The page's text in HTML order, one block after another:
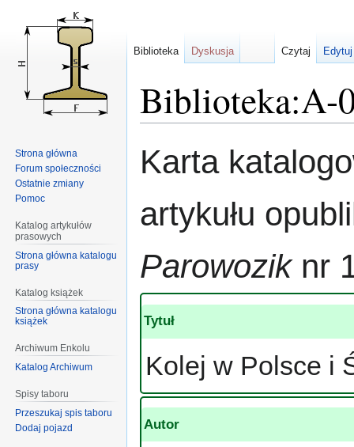
Biblioteka:A-
do
do
Karta
artykułu
Parowoziknr
Tytuł
Kolej w Polsce i
Autor
Biblioteka Dyskusja Czytaj
Strona główna
Forum społeczności
Ostatnie zmiany
Pomoc
Katalog artykułów
prasowych
Strona główna katalogu
prasy
Katalog książek
Strona główna katalogu
książek
Archiwum Enkolu
Katalog Archiwum
Spisy taboru
Przeszukaj spis taboru
Dodaj pojazd